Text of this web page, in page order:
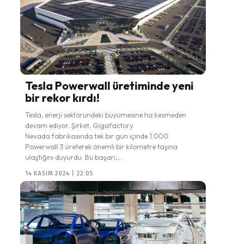
Tesla Powerwall üretiminde yeni
bir rekor kırdı!
Tesla, enerji sektöründeki büyümesine hız kesmeden
devam ediyor. Şirket, Gigafactory
Nevada fabrikasında tek bir gün içinde 1.000
Powerwall 3 üreterek önemli bir kilometre taşına
ulaştığını duyurdu. Bu başarı,...
14 KASIM 2024 | 22:05